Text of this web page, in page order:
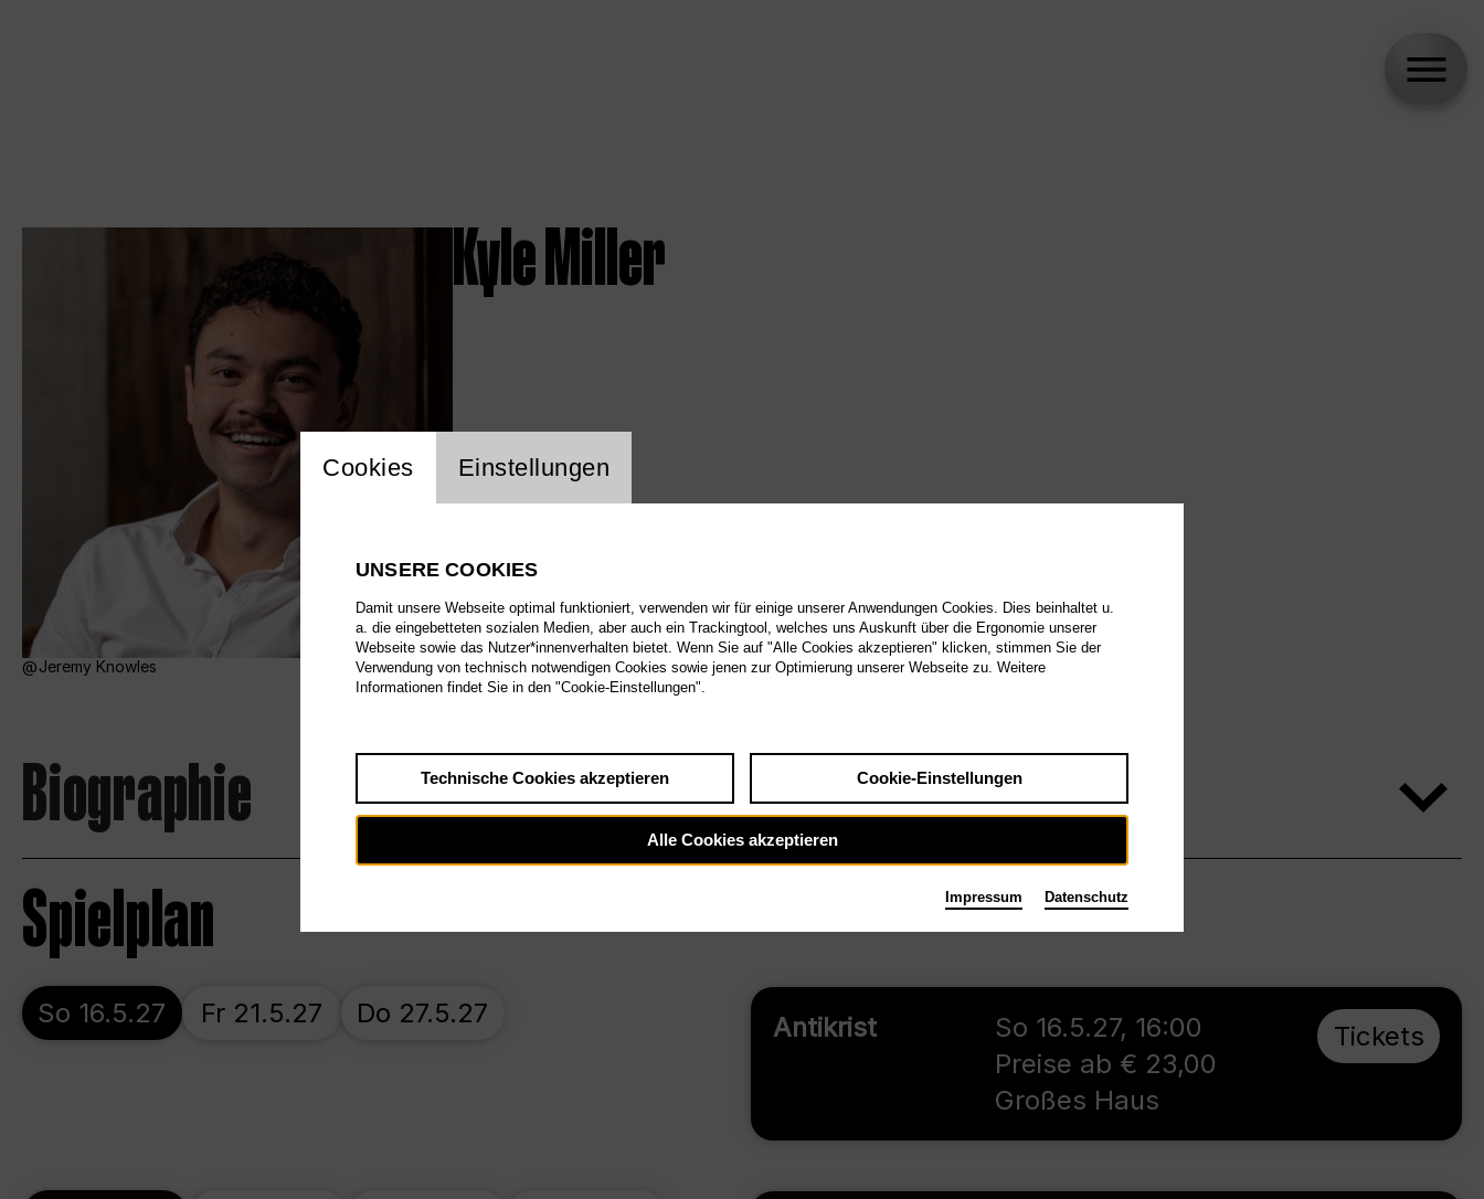
Jeremy Knowles
Kyle Miller
Biographie
Spielplan
Antikrist So 16.5.27, 16:00
Preise ab € 23,00
Großes Haus
Tickets
So 16.5.27 Fr 21.5.27 Do 27.5.27
Einstellung Website Cookie
Cookies Einstellungen
UNSERE COOKIES
Damit unsere Webseite optimal funktioniert, verwenden wir für einige unserer Anwendungen Cookies. Dies beinhaltet u.
a. die eingebetteten sozialen Medien, aber auch ein Trackingtool, welches uns Auskunft über die Ergonomie unserer
Webseite sowie das Nutzer*innenverhalten bietet. Wenn Sie auf "Alle Cookies akzeptieren" klicken, stimmen Sie der
Verwendung von technisch notwendigen Cookies sowie jenen zur Optimierung unserer Webseite zu. Weitere
Informationen findet Sie in den "Cookie-Einstellungen".
Technische Cookies akzeptieren Cookie-Einstellungen
Alle Cookies akzeptieren
Impressum Datenschutz